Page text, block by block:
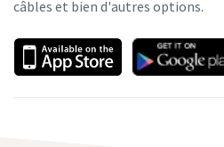
câbles et bien d'autres options.